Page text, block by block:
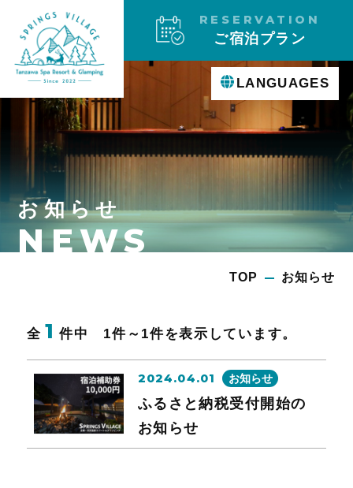
RESERVATION
ご宿泊プラン
LANGUAGES
お知らせ
NEWS
TOP お知らせ
全 1 件中 1件～1件を表示しています。
2024.04.01 お知らせ
ふるさと納税受付開始の
お知らせ